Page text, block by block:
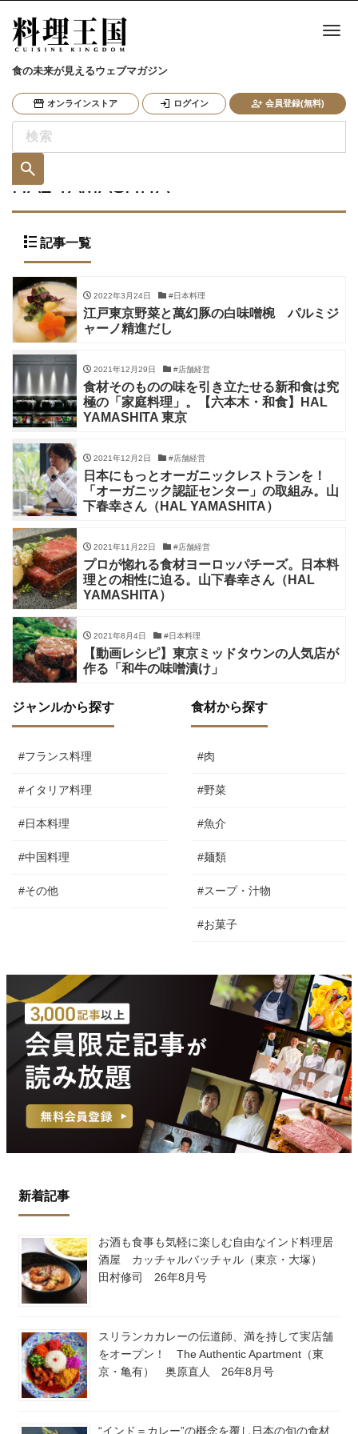
食の未来が見えるウェブマガジン
オンラインストア ログイン 会員登録(無料)
ナ
HAL YAMASHITA
記事一覧
2022年3月24日 #日本料理
江戸東京野菜と萬幻豚の白味噌椀 パルミジ
ャーノ精進だし
2021年12月29日 #店舗経営
食材そのものの味を引き立たせる新和食は究
極の「家庭料理」。【六本木・和食】HAL
YAMASHITA 東京
2021年12月2日 #店舗経営
日本にもっとオーガニックレストランを！
「オーガニック認証センター」の取組み。山
下春幸さん（HAL YAMASHITA）
2021年11月22日 #店舗経営
プロが惚れる食材ヨーロッパチーズ。日本料
理との相性に迫る。山下春幸さん（HAL
YAMASHITA）
2021年8月4日 #日本料理
【動画レシピ】東京ミッドタウンの人気店が
作る「和牛の味噌漬け」
ジャンルから探す
#フランス料理
#イタリア料理
#日本料理
#中国料理
#その他
食材から探す
#肉
#野菜
#魚介
#麺類
#スープ・汁物
#お菓子
新着記事
お酒も食事も気軽に楽しむ自由なインド料理居
酒屋 カッチャルバッチャル（東京・大塚）
田村修司 26年8月号
スリランカカレーの伝道師、満を持して実店舗
をオープン！ The Authentic Apartment（東
京・亀有） 奥原直人 26年8月号
“インド＝カレー”の概念を覆し日本の旬の食材